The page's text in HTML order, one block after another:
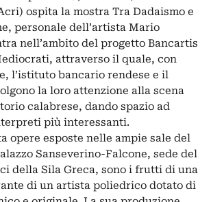
ospita la mostra Tra Dadaismo e
personale dell’artista Mario
nell’ambito del progetto Bancartis
attraverso il quale, con
l’istituto bancario rendese e il
la loro attenzione alla scena
calabrese, dando spazio ad
più interessanti.
opere esposte nelle ampie sale del
Sanseverino-Falcone, sede del
della Sila Greca, sono i frutti di una
di un artista poliedrico dotato di